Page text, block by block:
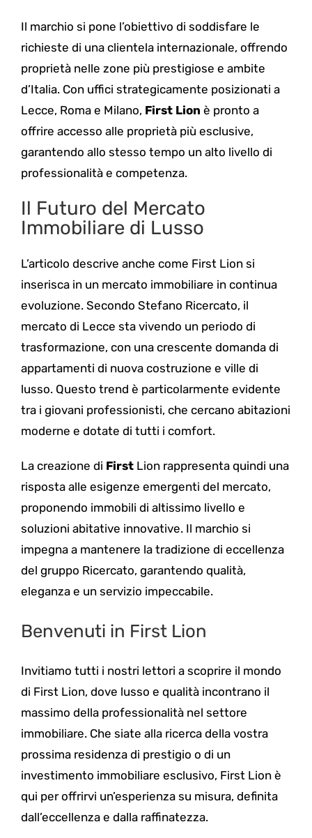
Il marchio si pone l’obiettivo di soddisfare le
richieste di una clientela internazionale, offrendo
proprietà nelle zone più prestigiose e ambite
d’Italia. Con uffici strategicamente posizionati a
Lecce, Roma e Milano, First Lion è pronto a
offrire accesso alle proprietà più esclusive,
garantendo allo stesso tempo un alto livello di
professionalità e competenza.
Il Futuro del Mercato
Immobiliare di Lusso
L’articolo descrive anche come First Lion si
inserisca in un mercato immobiliare in continua
evoluzione. Secondo Stefano Ricercato, il
mercato di Lecce sta vivendo un periodo di
trasformazione, con una crescente domanda di
appartamenti di nuova costruzione e ville di
lusso. Questo trend è particolarmente evidente
tra i giovani professionisti, che cercano abitazioni
moderne e dotate di tutti i comfort.
La creazione di FirstLion rappresenta quindi una
risposta alle esigenze emergenti del mercato,
proponendo immobili di altissimo livello e
soluzioni abitative innovative. Il marchio si
impegna a mantenere la tradizione di eccellenza
del gruppo Ricercato, garantendo qualità,
eleganza e un servizio impeccabile.
Benvenuti in First Lion
Invitiamo tutti i nostri lettori a scoprire il mondo
di First Lion, dove lusso e qualità incontrano il
massimo della professionalità nel settore
immobiliare. Che siate alla ricerca della vostra
prossima residenza di prestigio o di un
investimento immobiliare esclusivo, First Lion è
qui per offrirvi un’esperienza su misura, definita
dall’eccellenza e dalla raffinatezza.